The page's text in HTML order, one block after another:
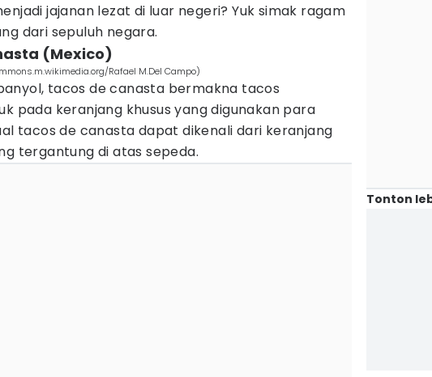
jajanan lezat di luar negeri? Yuk simak ragam
dari sepuluh negara.
(Mexico)
Rafael M.Del Campo)
tacos de canasta bermakna tacos
pada keranjang khusus yang digunakan para
tacos de canasta dapat dikenali dari keranjang
tergantung di atas sepeda.
Tonton